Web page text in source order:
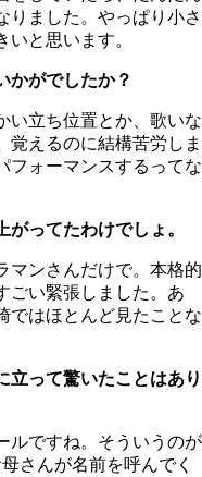
りました。やっぱり小さ
と思います。
がでしたか？
立ち位置とか、歌いな
覚えるのに結構苦労しま
フォーマンスするってな
ってたわけでしょ。
ンさんだけで。本格的
ごい緊張しました。あ
ではほとんど見たことな
って驚いたことはあり
ですね。そういうのが
さんが名前を呼んでく